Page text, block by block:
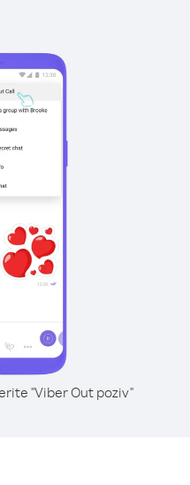
"Viber Out poziv"